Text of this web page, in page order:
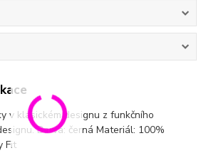
v klasickém designu z funkčního
Barva: černá Materiál: 100%
Fit